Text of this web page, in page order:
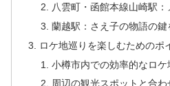
八雲町・函館本線山崎駅
蘭越駅：さえ子の物語の鍵
ロケ地巡りを楽しむためのポ
小樽市内での効率的なロケ
周辺の観光スポットと合